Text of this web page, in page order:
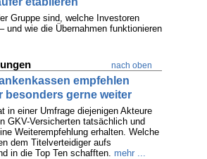
Gruppe sind, welche Investoren
und wie die Übernahmen funktionieren
nach oben
empfehlen
besonders gerne weiter
in einer Umfrage diejenigen Akteure
GKV-Versicherten tatsächlich und
Weiterempfehlung erhalten. Welche
dem Titelverteidiger aufs
in die Top Ten schafften. mehr ...